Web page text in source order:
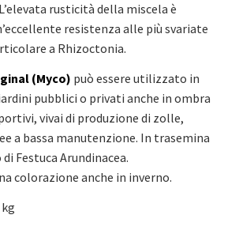
rusticità della miscela è
resistenza alle più svariate
a Rhizoctonia.
(Myco) può essere utilizzato in
pubblici o privati anche in ombra
vivai di produzione di zolle,
a bassa manutenzione. In trasemina
Festuca Arundinacea.
colorazione anche in inverno.